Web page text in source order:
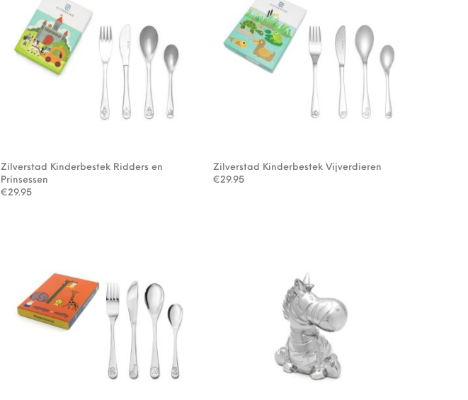
Zilverstad Kinderbestek Ridders en
Prinsessen
€29.95
Zilverstad Kinderbestek Vijverdieren
€29.95